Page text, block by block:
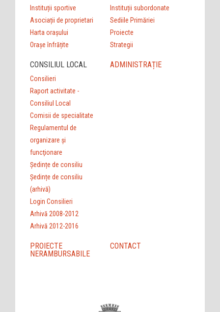
Instituții sportive
Asociații de proprietari
Harta orașului
Orașe înfrățite
Instituții subordonate
Sediile Primăriei
Proiecte
Strategii
CONSILIUL LOCAL
Consilieri
Raport activitate -
Consiliul Local
Comisii de specialitate
Regulamentul de
organizare şi
funcţionare
Ședințe de consiliu
Ședințe de consiliu
(arhivă)
Login Consilieri
Arhivă 2008-2012
Arhivă 2012-2016
ADMINISTRAȚIE
PROIECTE
NERAMBURSABILE
CONTACT